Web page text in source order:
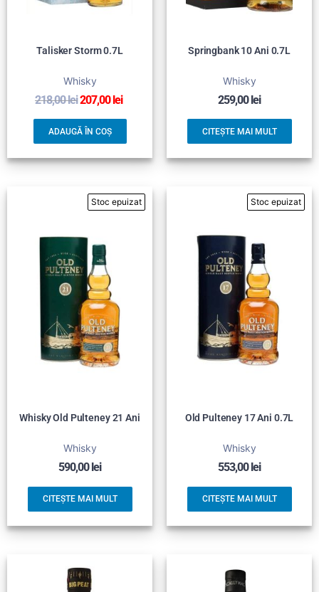
Talisker Storm 0.7L
Whisky
218,00lei207,00lei
ADAUGĂ ÎN COȘ
Springbank 10 Ani 0.7L
Whisky
259,00lei
CITEȘTE MAI MULT
Whisky Old Pulteney 21 Ani
Whisky
590,00 lei
CITEȘTE MAI MULT
Old Pulteney 17 Ani 0.7L
Whisky
553,00 lei
CITEȘTE MAI MULT